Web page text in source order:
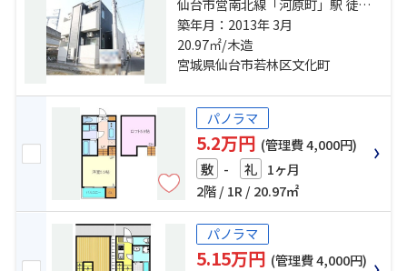
仙台市営南北線「河原町」駅 徒歩9
分 仙台市営南北線「長町一丁目」
駅 徒歩14分 仙台市営南北線「愛宕
橋」駅 徒歩21分
築年月：2013年 3月
20.97㎡/木造
宮城県仙台市若林区文化町
パノラマ
5.2万円 (管理費 4,000円)
敷 - 礼 1ヶ月
2階 / 1R / 20.97㎡
パノラマ
5.15万円 (管理費 4,000円)